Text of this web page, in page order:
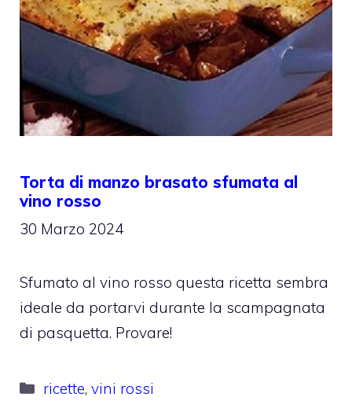
Torta di manzo brasato sfumata al
vino rosso
30 Marzo 2024
Sfumato al vino rosso questa ricetta sembra
ideale da portarvi durante la scampagnata
di pasquetta. Provare!
Categorie
ricette,vini rossi